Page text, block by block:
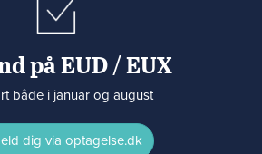
på EUD / EUX
både i januar og august
dig via optagelse.dk